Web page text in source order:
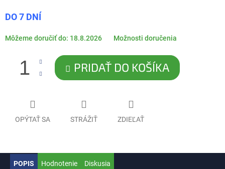
cena:
DO 7 DNÍ
Môžeme doručiť do: 18.8.2026 Možnosti doručenia
PRIDAŤ DO KOŠÍKA
OPÝTAŤ SA STRÁŽIŤ ZDIEĽAŤ
POPIS Hodnotenie Diskusia